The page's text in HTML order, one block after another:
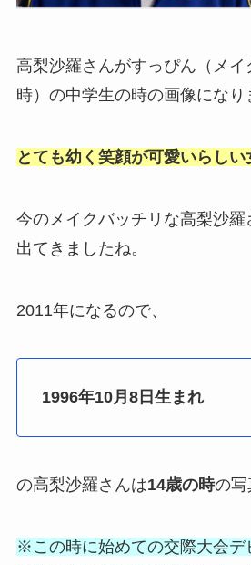
高梨沙羅さんがすっぴん（メ
時）の中学生の時の画像になり
とても幼く笑顔が可愛いらしい
今のメイクバッチリな高梨沙羅
出てきましたね。
2011年になるので、
1996年10月8日生まれ
の高梨沙羅さんは14歳の時の写
※この時に始めての交際大会デ